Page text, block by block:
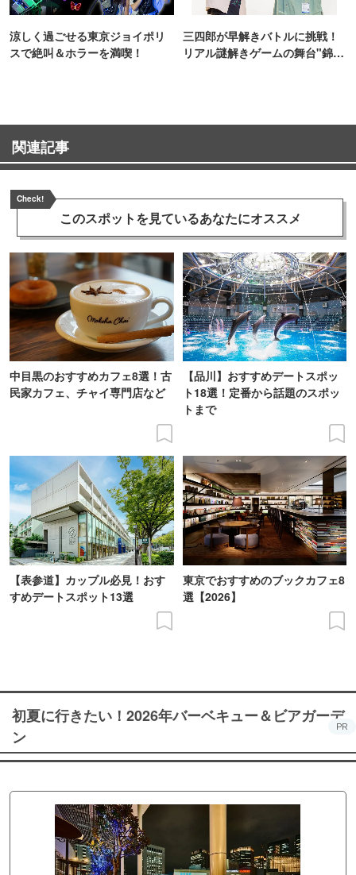
涼しく過ごせる東京ジョイポリ
スで絶叫＆ホラーを満喫！
三四郎が早解きバトルに挑戦！
リアル謎解きゲームの舞台"錦糸
関連記事
Check!
このスポットを見ているあなたにオススメ
中目黒のおすすめカフェ8選！古
民家カフェ、チャイ専門店など
【品川】おすすめデートスポッ
ト18選！定番から話題のスポッ
トまで
【表参道】カップル必見！おす
すめデートスポット13選
東京でおすすめのブックカフェ8
選【2026】
初夏に行きたい！2026年バーベキュー＆ビアガーデ
ン
PR